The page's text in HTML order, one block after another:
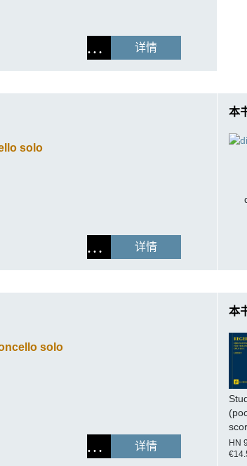
详情
solo
详情
本
solo
详情
本
HN